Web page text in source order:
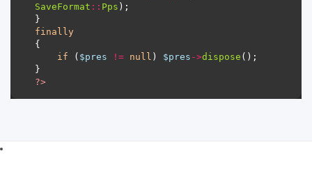
SaveFormat :: Pps
finally
if ( $pres != null ) $pres ->dispose
?>